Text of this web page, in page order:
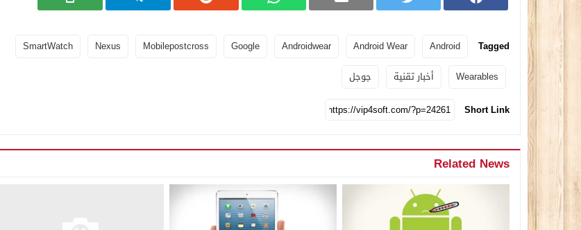
Tagged
Android
Android Wear
Androidwear
Google
Mobilepostcross
Nexus
SmartWatch
Wearables
أخبار تقنية
جوجل
Short Link
Related News